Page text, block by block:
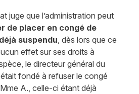
juge que l’administration peut
de placer en congé de
suspendu , dès lors que ce
effet sur ses droits à
le directeur général du
fondé à refuser le congé
A., celle-ci étant déjà